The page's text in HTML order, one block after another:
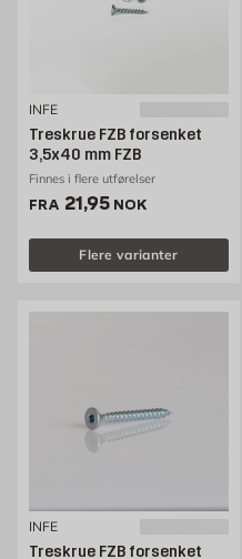
INFE
Treskrue FZB forsenket
3,5x40 mm FZB
Finnes i flere utførelser
FRA Pris 21.95 NOK /stk
21,95 NOK
Flere varianter
INFE
Treskrue FZB forsenket